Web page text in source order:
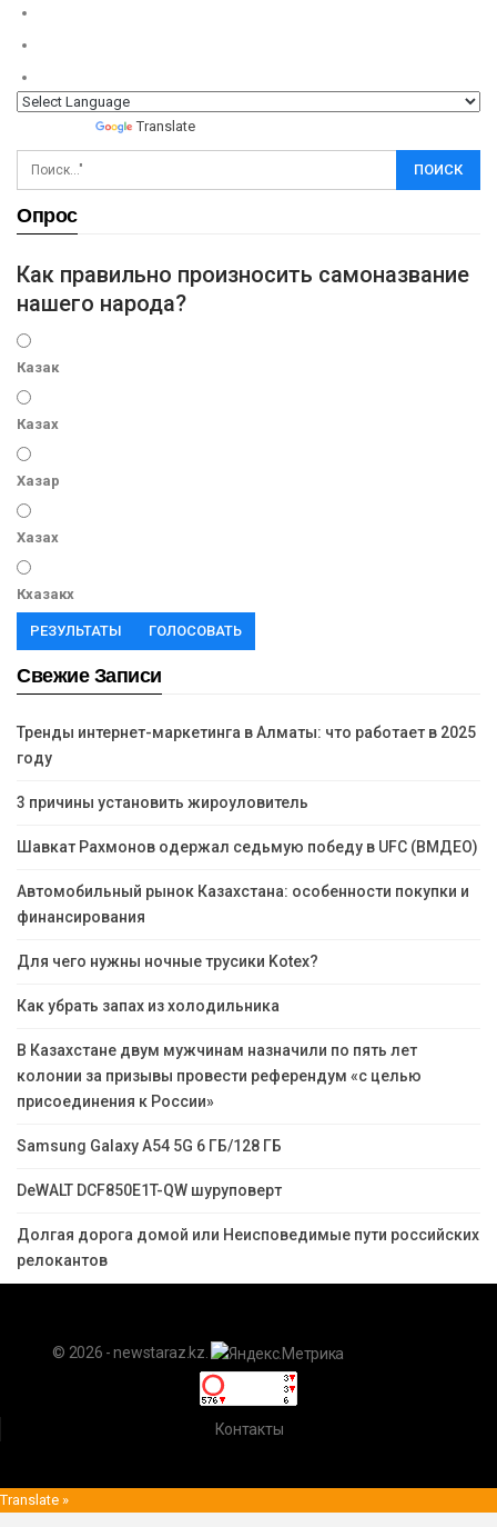
Translate
Опрос
Как правильно произносить самоназвание
нашего народа?
Казак
Казах
Хазар
Хазах
Кхазакх
РЕЗУЛЬТАТЫ ГОЛОСОВАТЬ
Свежие Записи
Тренды интернет-маркетинга в Алматы: что работает в 2025
году
3 причины установить жироуловитель
Шавкат Рахмонов одержал седьмую победу в UFC (ВМДЕО)
Автомобильный рынок Казахстана: особенности покупки и
финансирования
Для чего нужны ночные трусики Kotex?
Как убрать запах из холодильника
В Казахстане двум мужчинам назначили по пять лет
колонии за призывы провести референдум «с целью
присоединения к России»
Samsung Galaxy A54 5G 6 ГБ/128 ГБ
DeWALT DCF850E1T-QW шуруповерт
Долгая дорога домой или Неисповедимые пути российских
релокантов
© 2026 - newstaraz.kz.
Контакты
Translate »